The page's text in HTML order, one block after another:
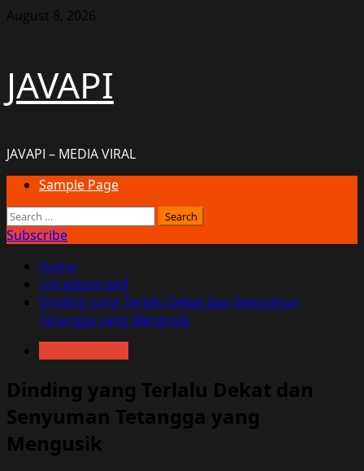
Skip
August 8, 2026
JAVAPI
JAVAPI – MEDIA VIRAL
PrimarySample Page
Search
for:
Subscribe
Home
Uncategorized
Dinding yang Terlalu Dekat dan Senyuman
Tetangga yang Mengusik
Dinding yang Terlalu Dekat dan
Senyuman Tetangga yang
Mengusik